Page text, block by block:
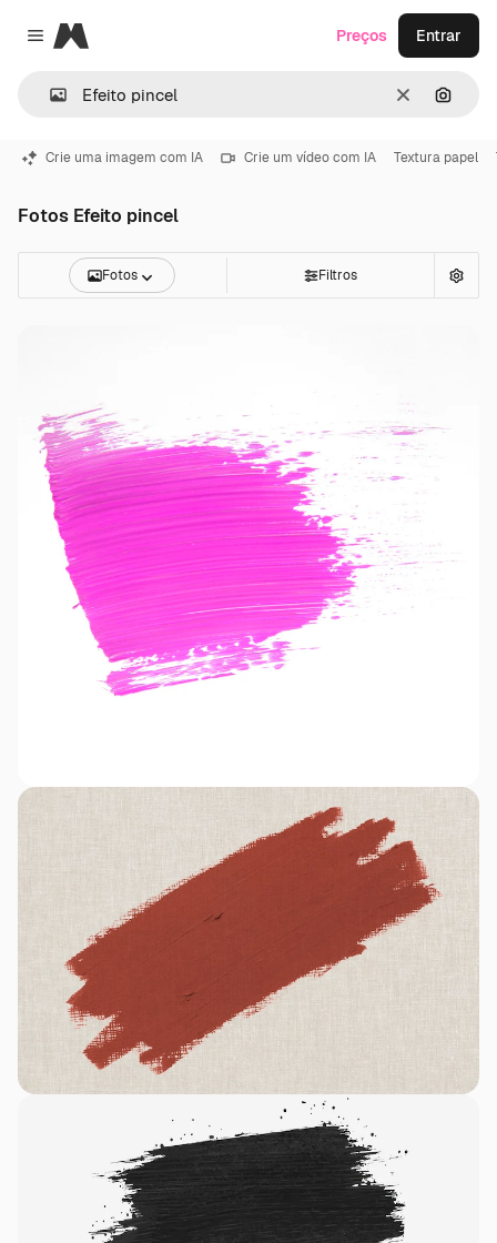
Close menu
Magnific
Limpar
Preços Entrar
Crie uma imagem com IA Crie um vídeo com IA Textura papel
Fotos Efeito pincel
Fotos Filtros